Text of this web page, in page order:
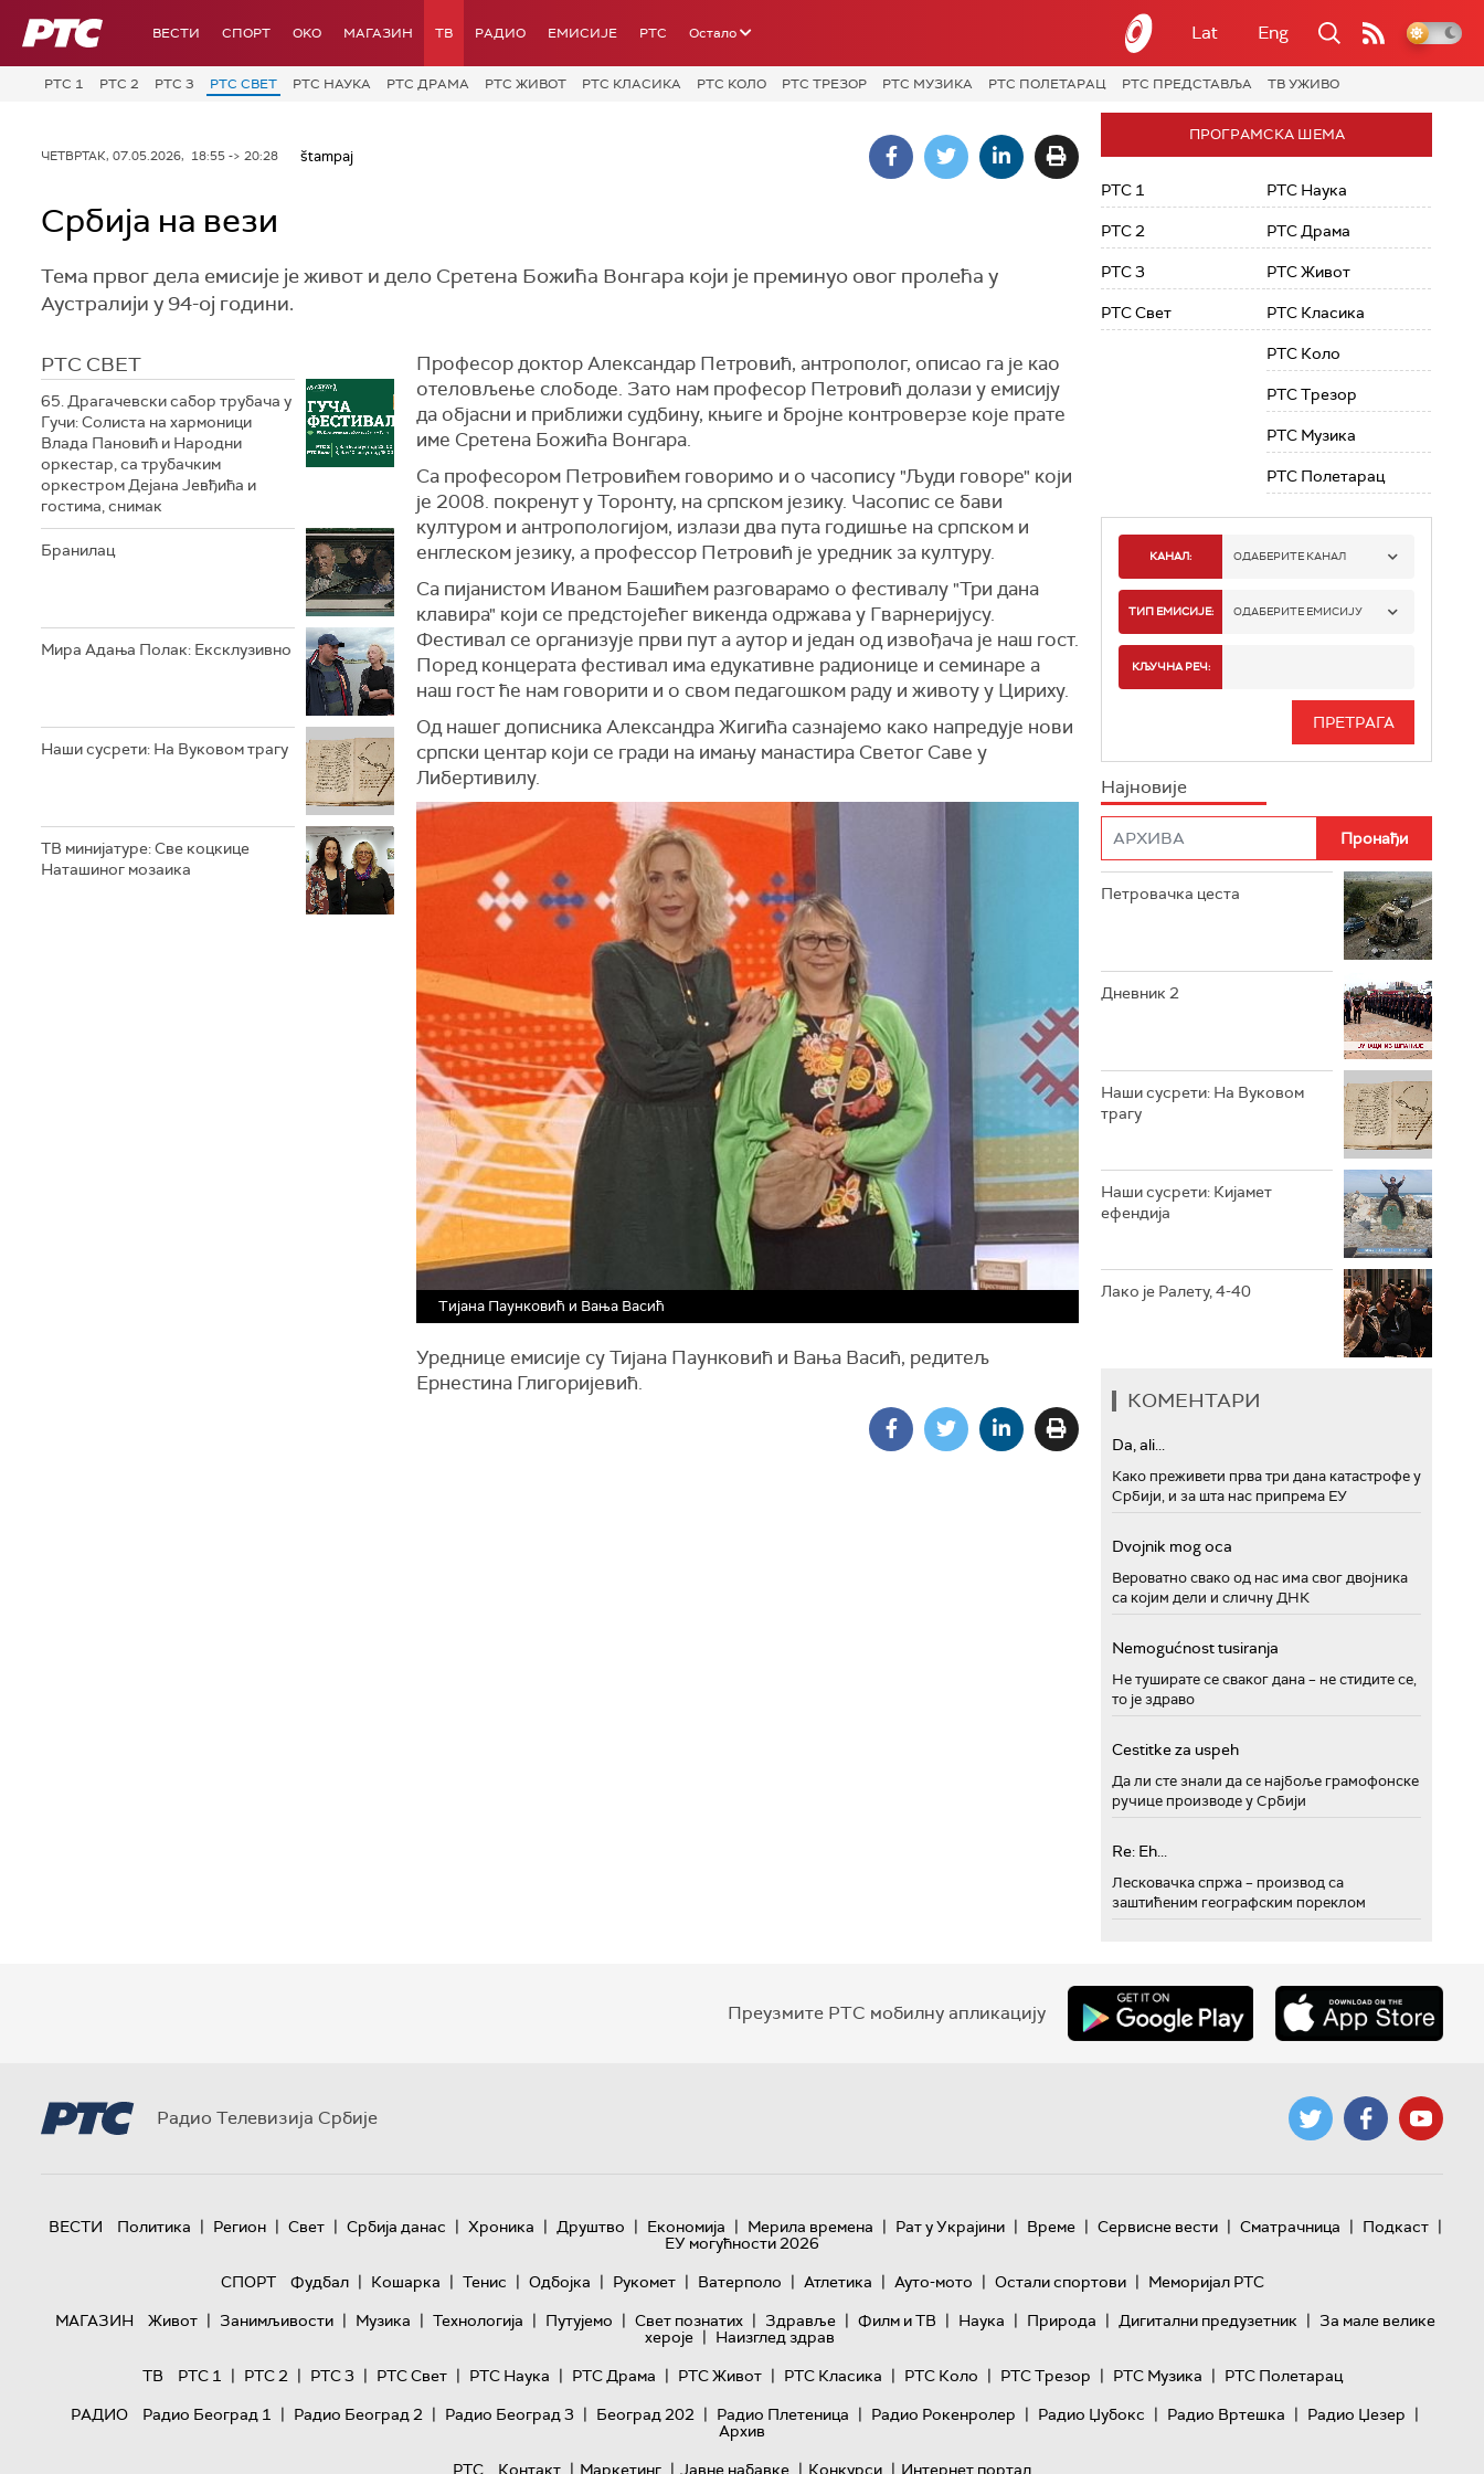
РТС ВЕСТИ СПОРТ OKO МАГАЗИН ТВ РАДИО ЕМИСИЈЕ РТС Остало Lat Eng
РТС 1 РТС 2 РТС 3 РТС СВЕТ РТС НАУКА РТС ДРАМА РТС ЖИВОТ РТС КЛАСИКА РТС КОЛО РТС ТРЕЗОР РТС МУЗИКА РТС ПОЛЕТАРАЦ РТС ПРЕДСТАВЉА ТВ УЖИВО
ЧЕТВРТАК, 07.05.2026, 18:55 -> 20:28 štampaj
Србија на вези
Тема првог дела емисије је живот и дело Сретена Божића Вонгара који је преминуо овог пролећа у
Аустралији у 94-ој години.
РТС СВЕТ
65. Драгачевски сабор трубача у
Гучи: Солиста на хармоници
Влада Пановић и Народни
оркестар, са трубачким
оркестром Дејана Јевђића и
гостима, снимак
Бранилац
Мира Адања Полак: Ексклузивно
Наши сусрети: На Вуковом трагу
ТВ минијатуре: Све коцкице
Наташиног мозаика
Професор доктор Александар Петровић, антрополог, описао га је као
отеловљење слободе. Зато нам професор Петровић долази у емисију
да објасни и приближи судбину, књиге и бројне контроверзе које прате
име Сретена Божића Вонгара.
Са професором Петровићем говоримо и о часопису "Људи говоре" који
је 2008. покренут у Торонту, на српском језику. Часопис се бави
културом и антропологијом, излази два пута годишње на српском и
енглеском језику, а профессор Петровић је уредник за културу.
Са пијанистом Иваном Башићем разговарамо о фестивалу "Три дана
клавира" који се предстојећег викенда одржава у Гварнеријусу.
Фестивал се организује први пут а аутор и један од извођача је наш гост.
Поред концерата фестивал има едукативне радионице и семинаре а
наш гост ће нам говорити и о свом педагошком раду и животу у Цириху.
Од нашег дописника Александра Жигића сазнајемо како напредује нови
српски центар који се гради на имању манастира Светог Саве у
Либертивилу.
Тијана Паунковић и Вања Васић
Уреднице емисије су Тијана Паунковић и Вања Васић, редитељ
Ернестина Глигоријевић.
ПРОГРАМСКА ШЕМА
РТС 1
РТС 2
РТС 3
РТС Свет
РТС Наука
РТС Драма
РТС Живот
РТС Класика
РТС Коло
РТС Трезор
РТС Музика
РТС Полетарац
КАНАЛ: ОДАБЕРИТЕ КАНАЛ
РТС 1
РТС 3
РТС КЛАСИКА
РТС ТРЕЗОР
РТС МУЗИКА
РТС ПОЛЕТАРАЦ
ТИП ЕМИСИЈЕ: ОДАБЕРИТЕ ЕМИСИЈУ
КЉУЧНА РЕЧ:
Најновије
Петровачка цеста
Дневник 2
Наши сусрети: На Вуковом
трагу
Наши сусрети: Кијамет
ефендија
Лако је Ралету, 4-40
КОМЕНТАРИ
Da, ali...
Како преживети прва три дана катастрофе у
Србији, и за шта нас припрема ЕУ
Dvojnik mog oca
Вероватно свако од нас има свог двојника
са којим дели и сличну ДНК
Nemogućnost tusiranja
Не туширате се сваког дана – не стидите се,
то је здраво
Cestitke za uspeh
Да ли сте знали да се најбоље грамофонске
ручице производе у Србији
Re: Eh...
Лесковачка спржа – производ са
заштићеним географским пореклом
Преузмите РТС мобилну апликацију
Радио Телевизија Србије
ВЕСТИ Политика | Регион | Свет | Србија данас | Хроника | Друштво | Економија | Мерила времена | Рат у Украјини | Време | Сервисне вести | Сматрачница | Подкаст |
ЕУ могућности 2026
СПОРТ
Фудбал | Кошарка | Тенис | Одбојка | Рукомет | Ватерполо | Атлетика | Ауто-мото | Остали спортови | Меморијал РТС
МАГАЗИН
Живот | Занимљивости | Музика | Технологијa | Путујемо | Свет познатих | Здравље | Филм и ТВ | Наука | Природа | Дигитални предузетник | За мале велике
хероје | Наизглед здрав
ТВ
РТС 1 | РТС 2 | РТС 3 | РТС Свет | РТС Наука | РТС Драма | РТС Живот | РТС Класика | РТС Коло | РТС Трезор | РТС Музика | РТС Полетарац
РАДИО
Радио Београд 1 | Радио Београд 2 | Радио Београд 3 | Београд 202 | Радио Плетеница | Радио Рокенролер | Радио Џубокс | Радио Вртешка | Радио Џезер |
Архив
РТС
Контакт | Маркетинг | Јавне набавке | Конкурси | Интернет портал